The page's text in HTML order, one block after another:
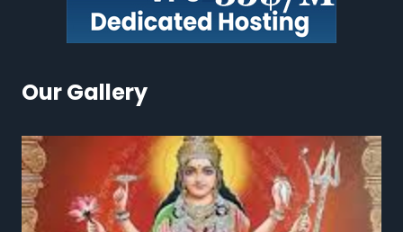
Our Gallery